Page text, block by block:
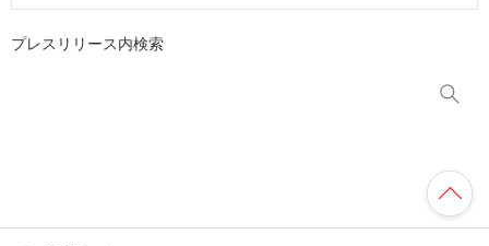
プレスリリース内検索